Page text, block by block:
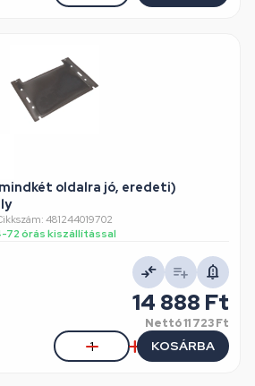
oldalra jó, eredeti)
481244019702
72 órás kiszállítással
14 888 Ft
Nettó11 723 Ft
KOSÁRBA